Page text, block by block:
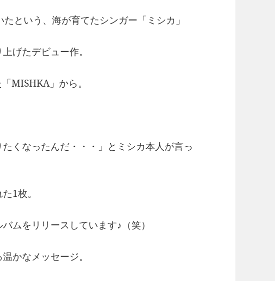
という、海が育てたシンガー「ミシカ」
げたデビュー作。
MISHKA」から。
たくなったんだ・・・」とミシカ本人が言っ
1枚。
ムをリリースしています♪（笑）
かなメッセージ。